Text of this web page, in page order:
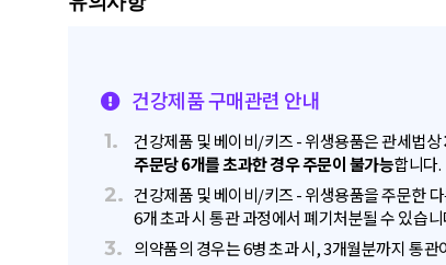
건강제품 구매관련 안내
1. 건강제품 및 베이비/키즈 - 위생용품은 관세법상
주문당 6개를 초과한 경우 주문이 불가능합니다.
2. 건강제품 및 베이비/키즈 - 위생용품을 주문한
6개 초과 시 통관 과정에서 폐기처분될 수 있습니
3. 의약품의 경우는 6병 초과 시, 3개월분까지 통